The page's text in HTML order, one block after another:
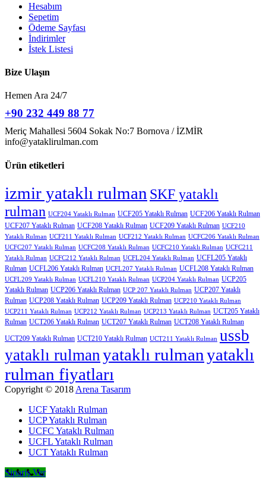
Hesabım
Sepetim
Ödeme Sayfası
İndirimler
İstek Listesi
Bize Ulaşın
Hemen Ara 24/7
+90 232 449 88 77
Meriç Mahallesi 5604 Sokak No:7 Bornova / İZMİR
info@yataklirulman.com
Ürün etiketleri
izmir yataklı rulman SKF yataklı
rulman UCF204 Yataklı Rulman UCF205 Yataklı Rulman UCF206 Yataklı Rulman
UCF207 Yataklı Rulman UCF208 Yataklı Rulman UCF209 Yataklı Rulman UCF210
Yataklı Rulman UCF211 Yataklı Rulman UCF212 Yataklı Rulman UCFC206 Yataklı Rulman
UCFC207 Yataklı Rulman UCFC208 Yataklı Rulman UCFC210 Yataklı Rulman UCFC211
Yataklı Rulman UCFC212 Yataklı Rulman UCFL204 Yataklı Rulman UCFL205 Yataklı
Rulman UCFL206 Yataklı Rulman UCFL207 Yataklı Rulman UCFL208 Yataklı Rulman
UCFL209 Yataklı Rulman UCFL210 Yataklı Rulman UCP204 Yataklı Rulman UCP205
Yataklı Rulman UCP206 Yataklı Rulman UCP 207 Yataklı Rulman UCP207 Yataklı
Rulman UCP208 Yataklı Rulman UCP209 Yataklı Rulman UCP210 Yataklı Rulman
UCP211 Yataklı Rulman UCP212 Yataklı Rulman UCP213 Yataklı Rulman UCT205 Yataklı
Rulman UCT206 Yataklı Rulman UCT207 Yataklı Rulman UCT208 Yataklı Rulman
UCT209 Yataklı Rulman UCT210 Yataklı Rulman UCT211 Yataklı Rulman ussb
yataklı rulman yataklı rulmanyataklı
rulman fiyatları
Copyright © 2018 Arena Tasarım
UCF Yataklı Rulman
UCP Yataklı Rulman
UCFC Yataklı Rulman
UCFL Yataklı Rulman
UCT Yataklı Rulman
Sipariş Ver